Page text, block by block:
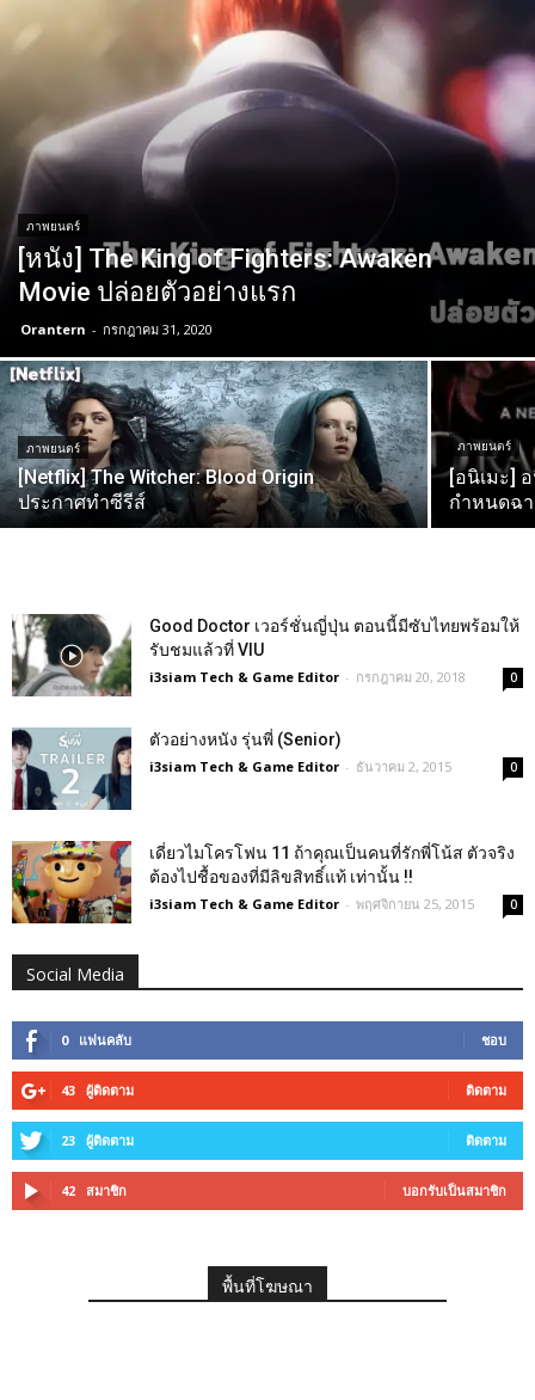
ภาพยนตร์
[หนัง] The King of Fighters: Awaken
Movie ปล่อยตัวอย่างแรก
Orantern - กรกฎาคม 31, 2020
ภาพยนตร์
[Netflix] The Witcher: Blood Origin
ประกาศทำซีรีส์
ภาพยนตร์
[อนิเมะ]
กำหนดฉ
Good Doctor เวอร์ชั่นญี่ปุ่น ตอนนี้มีซับไทยพร้อมให้
รับชมแล้วที่ VIU
i3siam Tech & Game Editor - กรกฎาคม 20, 2018 0
ตัวอย่างหนัง รุ่นพี่ (Senior)
i3siam Tech & Game Editor - ธันวาคม 2, 2015 0
เดี่ยวไมโครโฟน 11 ถ้าคุณเป็นคนที่รักพี่โน้ส ตัวจริง
ต้องไปชื้อของที่มีลิขสิทธิ์แท้ เท่านั้น !!
i3siam Tech & Game Editor - พฤศจิกายน 25, 2015 0
Social Media
0 แฟนคลับ ชอบ
43 ผู้ติดตาม ติดตาม
23 ผู้ติดตาม ติดตาม
42 สมาชิก บอกรับเป็นสมาชิก
พื้นที่โฆษณา